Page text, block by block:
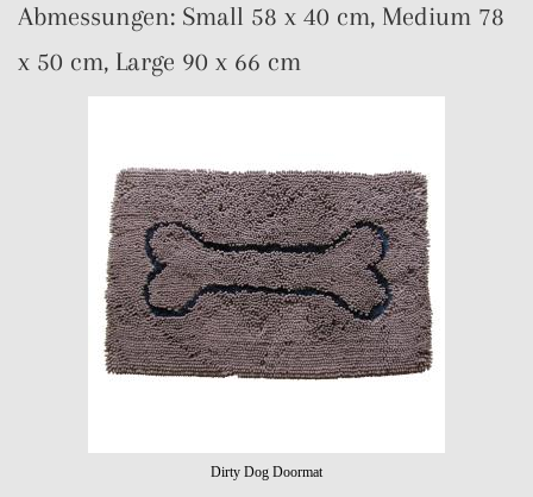
Abmessungen: Small 58 x 40 cm, Medium 78
x 50 cm, Large 90 x 66 cm
Dirty Dog Doormat